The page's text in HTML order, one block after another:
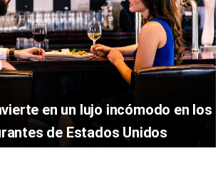
en un lujo incómodo en los
de Estados Unidos